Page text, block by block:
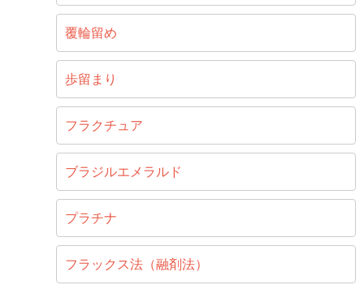
覆輪留め
歩留まり
フラクチュア
ブラジルエメラルド
プラチナ
フラックス法（融剤法）